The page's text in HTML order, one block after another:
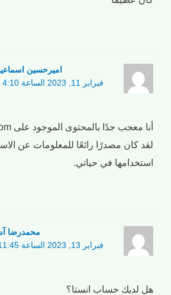
امیرحسین
فبراير 11, 2023 الساعة 4:10 م
لقد كان مصدرًا رائعًا للمعلومات عن
استخدامها في حياتي.
محمدرضا
فبراير 13, 2023 الساعة 11:45 ص
هل لديك حساب انستا؟